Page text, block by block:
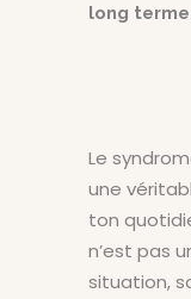
long terme
Le
une
ton
n’est pas
situation,